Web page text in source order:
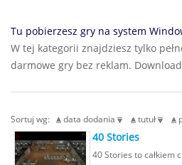
Tu pobierzesz gry na system
W tej kategorii znajdziesz tylko
darmowe gry bez reklam.
Sortuj wg: data dodania tutuł
40 Stories
40 Stories to całkiem